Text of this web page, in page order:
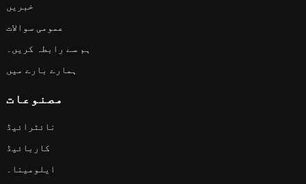
خبریں
عمومی سوالات
ہم سے رابطہ کریں۔
ہمارے بارے میں
مصنوعات
نائٹرائیڈ
کاربائیڈ
ایلومینا۔